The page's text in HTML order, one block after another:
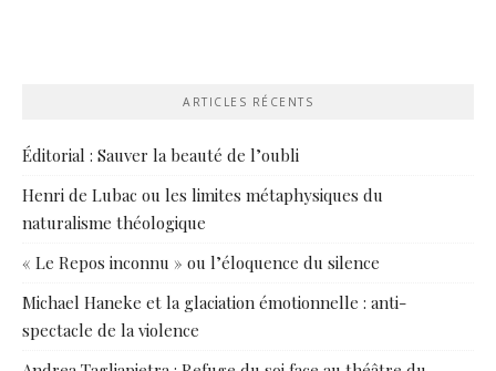
ARTICLES RÉCENTS
Éditorial : Sauver la beauté de l’oubli
Henri de Lubac ou les limites métaphysiques du
naturalisme théologique
« Le Repos inconnu » ou l’éloquence du silence
Michael Haneke et la glaciation émotionnelle : anti-
spectacle de la violence